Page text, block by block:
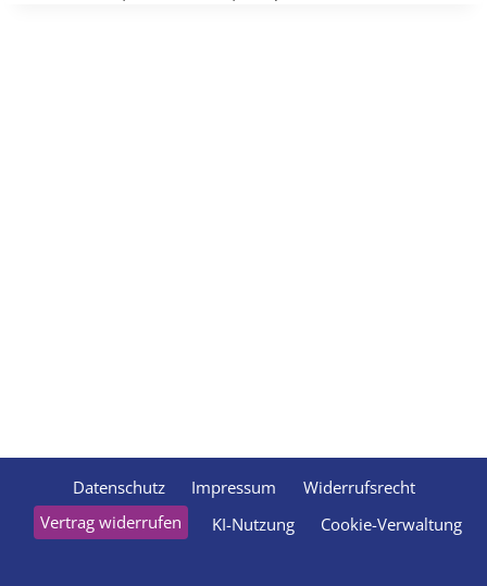
Datenschutz Impressum
Widerrufsrecht
Vertrag widerrufen
KI-Nutzung Cookie-Verwaltung